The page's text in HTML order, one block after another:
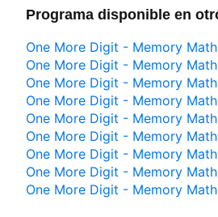
Programa disponible en
One More Digit - Memory
One More Digit - Memory
One More Digit - Memory
One More Digit - Memory
One More Digit - Memory Math
One More Digit - Memory
One More Digit - Memory Math
One More Digit - Memory
One More Digit - Memory